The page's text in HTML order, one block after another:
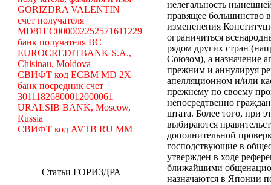
GORIZDRA VALENTIN
счет получателя
MD81EC000002252571611229
банк получателя BC
EUROCREDITBANK S.A.,
Chisinau, Moldova
СВИФТ код ECBM MD 2X
банк посредник счет
30111826800012000061
URALSIB BANK, Moscow,
Russia
СВИФТ код AVTB RU MM
Статьи ГОРИЗДРА
нелегальность
правящее большинство
измененения
ограничиться
рядом других стран
Союзом), а назначение
прежним и аннулируя
апелляционном и/или
прежнему по своему
непосредтвенно
штата. Более того, при
выбираются
дополнительной
господствующие в
утвержден в ходе
ближайшими
назначаются в Японии